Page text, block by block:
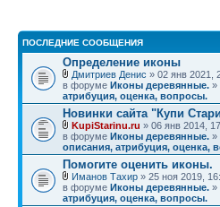
ПОСЛЕДНИЕ СООБЩЕНИЯ
Определение иконы
Дмитриев Денис » 02 янв 2021,
в форуме Иконы деревянные. »
атрибуция, оценка, вопросы.
Новинки сайта "Купи
KupiStarinu.ru » 06 янв 2014,
в форуме Иконы деревянные. »
описания, атрибуция, оценка,
Помогите оценить иконы.
Иманов Тахир » 25 ноя 2019,
в форуме Иконы деревянные. »
атрибуция, оценка, вопросы.